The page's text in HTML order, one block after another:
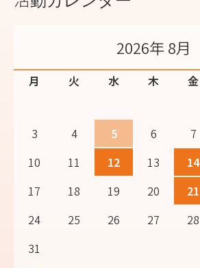
2026年 8月
月 火 水 木 金
3
4 5 6 7
10
11 12 13 14
17
18 19 20 21
24
25 26 27 28
31